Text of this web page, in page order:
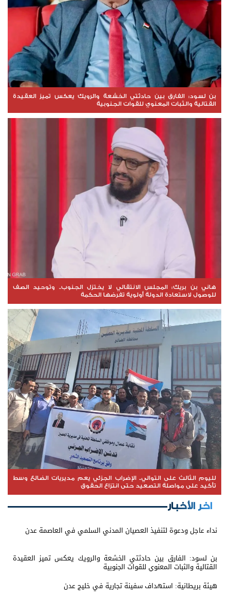
بن لسود: الفارق بين حادثتي الخشعة والرويك يعكس تميز العقيدة
القتالية والثبات المعنوي للقوات الجنوبية
هاني بن بريك: المجلس الانتقالي لا يختزل الجنوب.. وتوحيد الصف
للوصول لاستعادة الدولة أولوية تفرضها الحكمة
لليوم الثالث على التوالي.. الإضراب الجزئي يعم مديريات الضالع وسط
تأكيد على مواصلة التصعيد حتى انتزاع الحقوق
اخر الأخبار
نداء عاجل ودعوة لتنفيذ العصيان المدني السلمي في العاصمة عدن
بن لسود: الفارق بين حادثتي الخشعة والرويك يعكس تميز العقيدة
القتالية والثبات المعنوي للقوات الجنوبية
هيئة بريطانية: استهداف سفينة تجارية في خليج عدن